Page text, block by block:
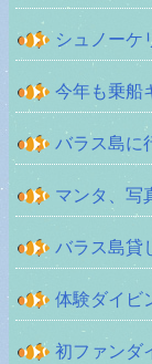
シュノーケ
今年も乗船
バラス島に
マンタ、写
バラス島貸
体験ダイビ
初ファンダ